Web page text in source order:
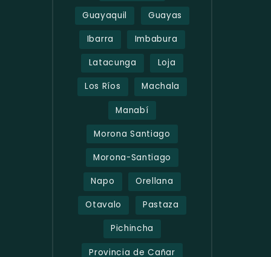
Guayaquil Guayas
Ibarra Imbabura
Latacunga Loja
Los Ríos Machala
Manabí
Morona Santiago
Morona-Santiago
Napo Orellana
Otavalo Pastaza
Pichincha
Provincia de Cañar